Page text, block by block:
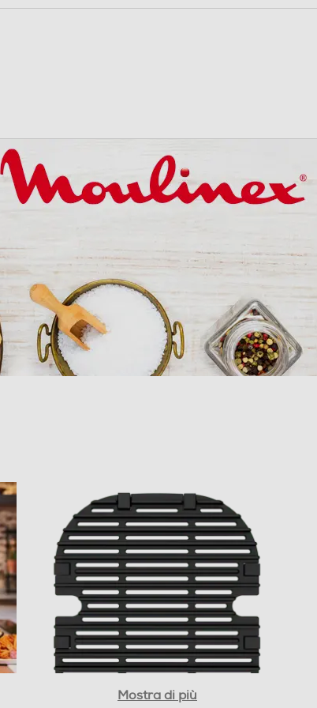
-Capacità XL - ampia capacità da 4,6 L, perfetta
per preparare pasti deliziosi per famiglia e amici,
fino a 6 persone -Temperatura regolabile -
Controllo della temperatura ad alta precisione, da
80°C a 200°C, per ricette sempre impeccabili!
Mostra di più